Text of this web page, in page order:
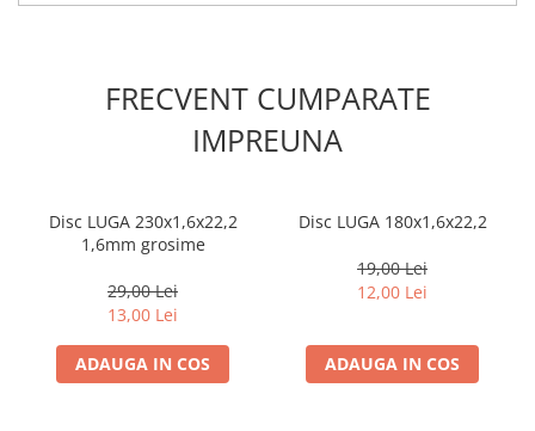
FRECVENT CUMPARATE
IMPREUNA
Disc LUGA 230x1,6x22,2
1,6mm grosime
29,00 Lei
13,00 Lei
ADAUGA IN COS
Disc LUGA 180x1,6x22,2
19,00 Lei
12,00 Lei
ADAUGA IN COS